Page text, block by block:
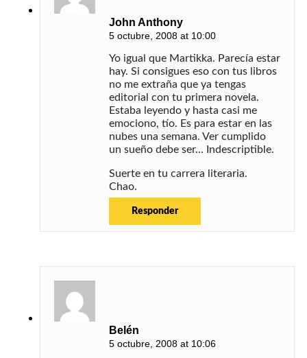
John Anthony
5 octubre, 2008 at 10:00
Yo igual que Martikka. Parecía estar
hay. Si consigues eso con tus libros
no me extraña que ya tengas
editorial con tu primera novela.
Estaba leyendo y hasta casi me
emociono, tío. Es para estar en las
nubes una semana. Ver cumplido
un sueño debe ser… Indescriptible.
Suerte en tu carrera literaria.
Chao.
Responder
Belén
5 octubre, 2008 at 10:06